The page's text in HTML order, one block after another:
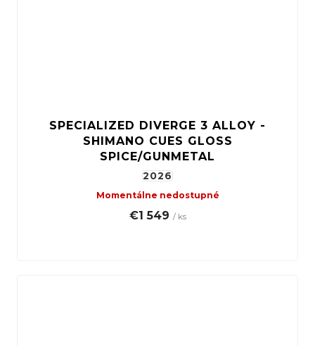
SPECIALIZED DIVERGE 3 ALLOY -
SHIMANO CUES GLOSS
SPICE/GUNMETAL
2026
Momentálne nedostupné
€1 549 / ks